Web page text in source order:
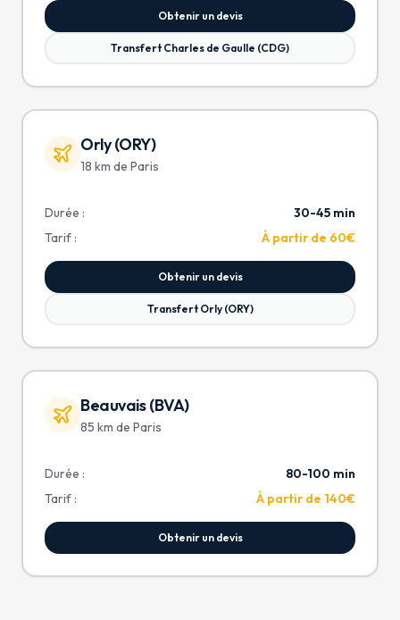
Obtenir un devis
Transfert Charles de Gaulle (CDG)
Orly (ORY)
18 km de Paris
Durée :
30-45 min
Tarif :
À partir de 60€
Obtenir un devis
Transfert Orly (ORY)
Beauvais (BVA)
85 km de Paris
Durée :
80-100 min
Tarif :
À partir de 140€
Obtenir un devis